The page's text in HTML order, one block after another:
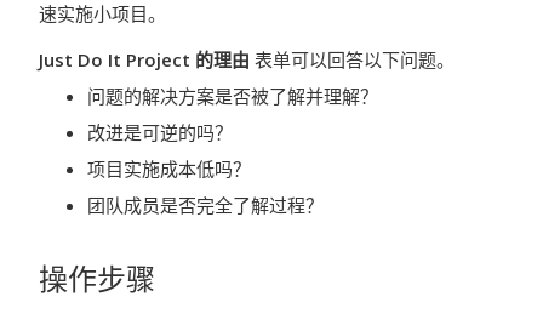
速实施小项目。
Just Do It Project 的理由 表单可以回答以下问题。
问题的解决方案是否被了解并理解？
改进是可逆的吗？
项目实施成本低吗？
团队成员是否完全了解过程？
操作步骤